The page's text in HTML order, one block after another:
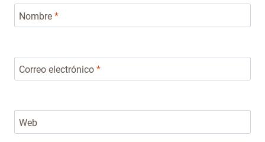
Nombre *
Correo electrónico *
Web